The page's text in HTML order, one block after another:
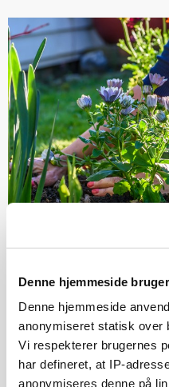
Denne hjemmeside
Denne hjemmeside
anonymiseret statisk over
Vi respekterer brugernes
har defineret, at IP-
anonymiseres denne på
biodiversiteten.
Inddrager
Også i 4 Nord har de haft
Afdelingen skal først have